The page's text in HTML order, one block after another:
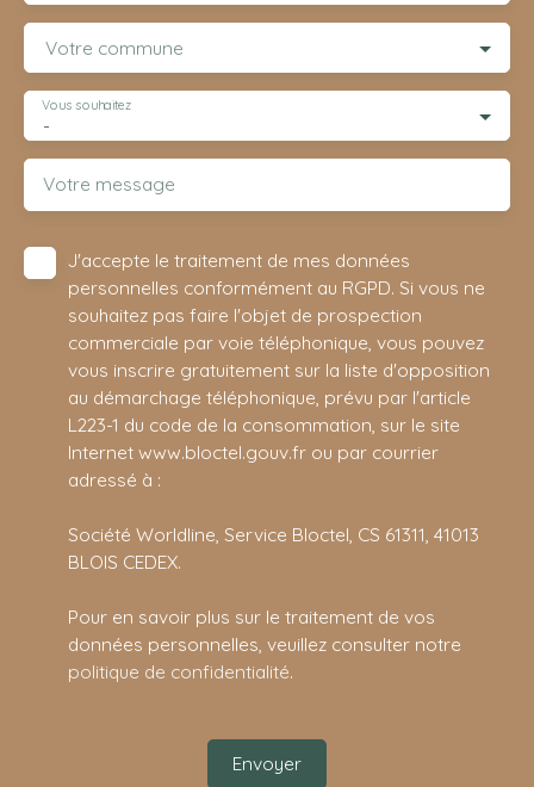
Votre commune
-
Vous souhaitez
Votre message
J'accepte le traitement de mes données
personnelles conformément au RGPD. Si vous ne
souhaitez pas faire l'objet de prospection
commerciale par voie téléphonique, vous pouvez
vous inscrire gratuitement sur la liste d'opposition
au démarchage téléphonique, prévu par l'article
L223-1 du code de la consommation, sur le site
Internet www.bloctel.gouv.fr ou par courrier
adressé à :
Société Worldline, Service Bloctel, CS 61311, 41013
BLOIS CEDEX.
Pour en savoir plus sur le traitement de vos
données personnelles, veuillez consulter notre
politique de confidentialité.
Envoyer